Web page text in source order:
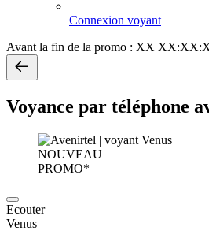
Connexion voyant
Avant la fin de la promo : XX
Voyance par téléphone
NOUVEAU
PROMO*
Ecouter
Venus